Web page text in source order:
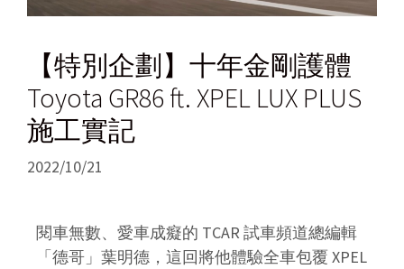
【特別企劃】十年金剛護體
Toyota GR86 ft. XPEL LUX PLUS
施工實記
2022/10/21
閱車無數、愛車成癡的 TCAR 試車頻道總編輯
「德哥」葉明德，這回將他體驗全車包覆 XPEL